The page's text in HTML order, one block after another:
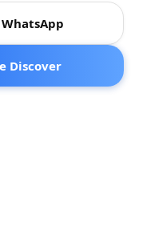
Discover